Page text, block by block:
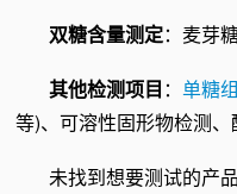
双糖含量测定：麦芽
其他检测项目 ：单糖
等)、可溶性固形物检测
未找到想要测试的产